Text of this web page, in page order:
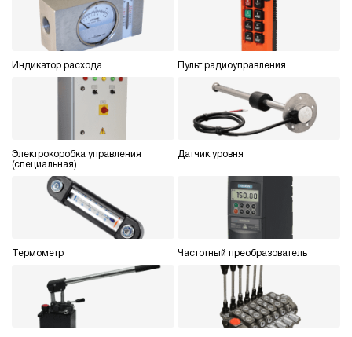
Индикатор расхода Пульт радиоуправления
Электрокоробка управления
(специальная)
Датчик уровня
Термометр Частотный преобразователь